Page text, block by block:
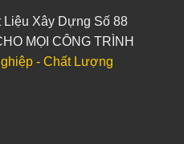
Liệu Xây Dựng Số 88
MỌI CÔNG TRÌNH
- Chất Lượng